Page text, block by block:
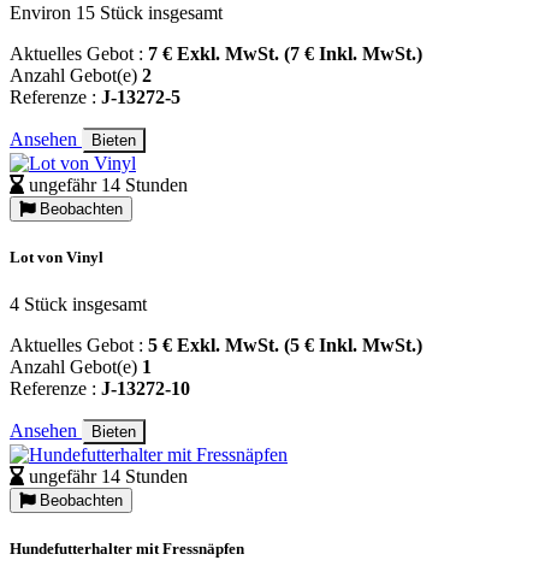
Environ 15 Stück insgesamt
Aktuelles Gebot : 7 € Exkl. MwSt. (7 € Inkl. MwSt.)
Anzahl Gebot(e) 2
Referenze : J-13272-5
Ansehen Bieten
ungefähr 14 Stunden
Beobachten
Lot von Vinyl
4 Stück insgesamt
Aktuelles Gebot : 5 € Exkl. MwSt. (5 € Inkl. MwSt.)
Anzahl Gebot(e) 1
Referenze : J-13272-10
Ansehen Bieten
ungefähr 14 Stunden
Beobachten
Hundefutterhalter mit Fressnäpfen